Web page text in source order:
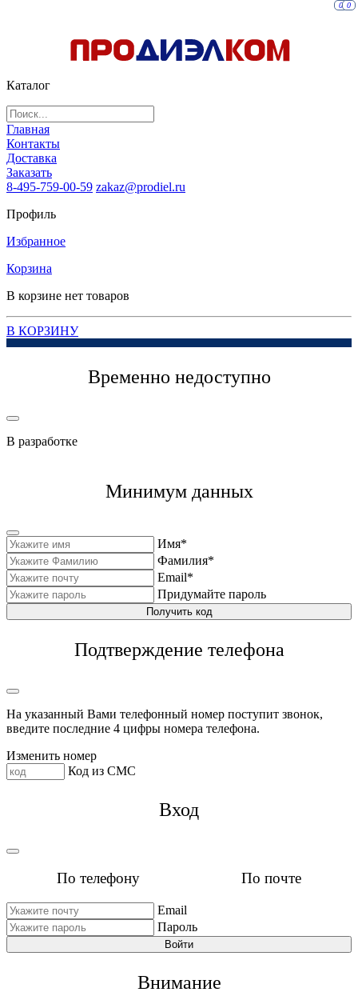
Каталог
Главная
Контакты
Доставка
Заказать
8-495-759-00-59 zakaz@prodiel.ru
Профиль
Избранное
0
Корзина
0
В корзине нет товаров
В КОРЗИНУ
Временно недоступно
В разработке
Минимум данных
Имя*
Фамилия*
Email*
Придумайте пароль
Получить код
Подтверждение телефона
На указанный Вами телефонный номер поступит звонок,
введите последние 4 цифры номера телефона.
Изменить номер
Код из СМС
Вход
По телефону По почте
Email
Пароль
Войти
Внимание